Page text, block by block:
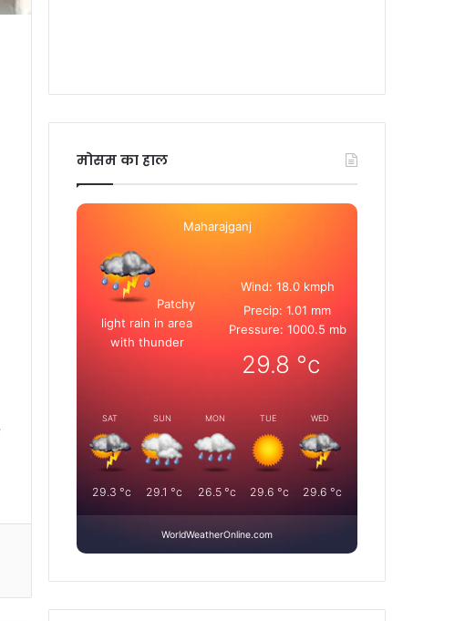
मोसम का हाल
Maharajganj
Patchy
light rain in area
with thunder
Wind: 18.0 kmph
Precip: 1.01 mm
Pressure: 1000.5 mb
29.8 °c
SAT
29.3 °c
SUN
29.1 °c
MON
26.5°c
TUE
29.6 °c
WED
29.6 °c
WorldWeatherOnline.com